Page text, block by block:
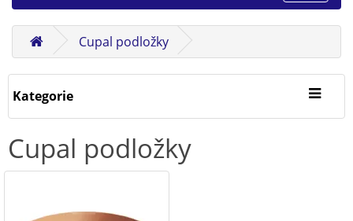
Cupal podložky
Kategorie
Cupal podložky